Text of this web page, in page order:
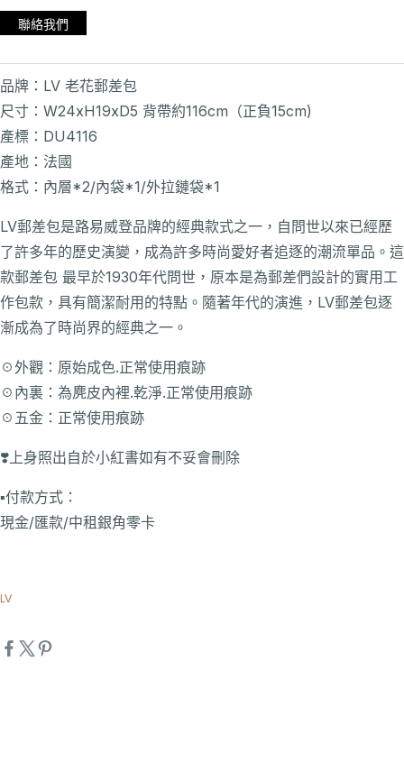
聯絡我們
品牌：LV 老花郵差包
尺寸：W24xH19xD5 背帶約116cm（正負15cm)
產標：DU4116
產地：法國
格式：內層*2/內袋*1/外拉鏈袋*1
LV郵差包是路易威登品牌的經典款式之一，自問世以來已經歷
了許多年的歷史演變，成為許多時尚愛好者追逐的潮流單品。這
款郵差包 最早於1930年代問世，原本是為郵差們設計的實用工
作包款，具有簡潔耐用的特點。隨著年代的演進，LV郵差包逐
漸成為了時尚界的經典之一。
☉外觀：原始成色.正常使用痕跡
☉內裏：為麂皮內裡.乾淨.正常使用痕跡
☉五金：正常使用痕跡
❣️上身照出自於小紅書如有不妥會刪除
▪️付款方式：
現金/匯款/中租銀角零卡
LV